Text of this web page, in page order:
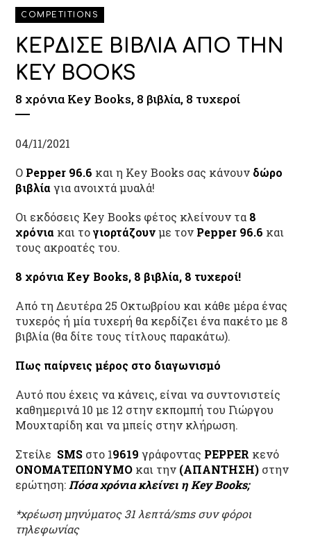
COMPETITIONS
ΚΕΡΔΙΣΕ ΒΙΒΛΙΑ ΑΠΟ ΤΗΝ
KEY BOOKS
8 χρόνια Key Books, 8 βιβλία, 8 τυχεροί
04/11/2021
O Pepper 96.6 και η Key Books σας κάνουν δώρο
βιβλία για ανοιχτά μυαλά!
Οι εκδόσεις Key Books φέτος κλείνουν τα 8
χρόνια και τογιορτάζουνμε τον Pepper 96.6 και
τους ακροατές του.
8 χρόνια Key Books, 8 βιβλία, 8 τυχεροί!
Από τη Δευτέρα 25 Οκτωβρίου και κάθε μέρα ένας
τυχερός ή μία τυχερή θα κερδίζει ένα πακέτο με 8
βιβλία (θα δίτε τους τίτλους παρακάτω).
Πως παίρνεις μέρος στο διαγωνισμό
Αυτό που έχεις να κάνεις, είναι να συντονιστείς
καθημερινά 10 με 12 στην εκπομπή του Γιώργου
Μουχταρίδη και να μπείς στην κλήρωση.
Στείλε SMS στο 19619γράφοντας PEPPER κενό
ΟΝΟΜΑΤΕΠΩΝΥΜΟ και την (ΑΠΑΝΤΗΣΗ) στην
ερώτηση: Πόσα χρόνια κλείνει η Key Books;
*χρέωση μηνύματος 31 λεπτά/smsσυν φόροι
τηλεφωνίας